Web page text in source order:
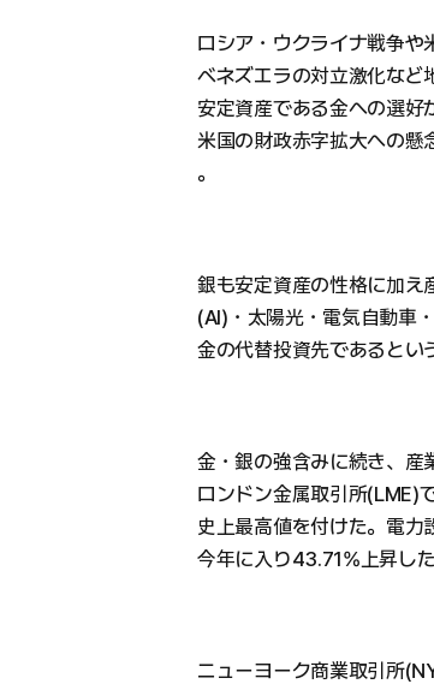
ロシア・ウクライナ戦争や
ベネズエラの対立激化など
安定資産である金への選好
米国の財政赤字拡大への懸
。
銀も安定資産の性格に加え
(AI)・太陽光・電気自動車
金の代替投資先であるとい
金・銀の強含みに続き、産
ロンドン金属取引所(LME)
史上最高値を付けた。電力
今年に入り43.71%上昇した
ニューヨーク商業取引所